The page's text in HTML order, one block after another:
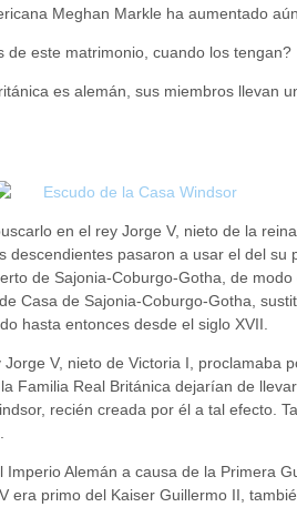
Meghan Markle ha aumentado
de este matrimonio, cuando los tengan?
es alemán, sus miembros llevan
en el rey Jorge V, nieto de la
descendientes pasaron a usar el del su
de Sajonia-Coburgo-Gotha, de
Casa de Sajonia-Coburgo-Gotha,
hasta entonces desde el siglo XVII.
V, nieto de Victoria I, proclamaba
Familia Real Británica dejarían de
recién creada por él a tal efecto.
Alemán a causa de la Primera
era primo del Kaiser Guillermo II,